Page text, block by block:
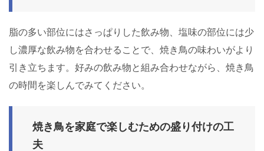
脂の多い部位にはさっぱりした飲み物、塩味の部位には少
し濃厚な飲み物を合わせることで、焼き鳥の味わいがより
引き立ちます。好みの飲み物と組み合わせながら、焼き鳥
の時間を楽しんでみてください。
焼き鳥を家庭で楽しむための盛り付けの工
夫